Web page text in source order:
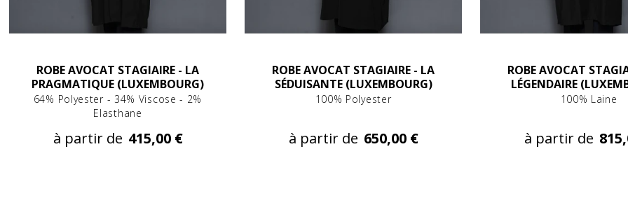
ROBE AVOCAT STAGIAIRE - LA
PRAGMATIQUE (LUXEMBOURG)
64% Polyester - 34% Viscose - 2%
Elasthane
à partir de 415,00 €
ROBE AVOCAT STAGIAIRE - LA
SÉDUISANTE (LUXEMBOURG)
100% Polyester
à partir de 650,00 €
ROBE AVOCAT
LÉGENDAIRE
100% Laine
à partir de